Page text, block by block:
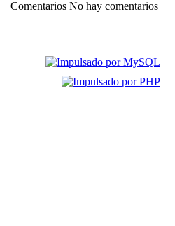
Comentarios No hay comentarios